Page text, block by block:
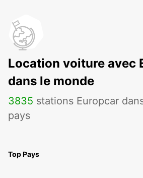
Location voiture avec
dans le monde
3835 stations Europcar
pays
Top Pays